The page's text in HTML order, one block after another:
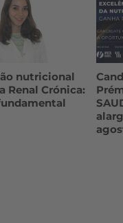
nutricional
Renal Crónica: